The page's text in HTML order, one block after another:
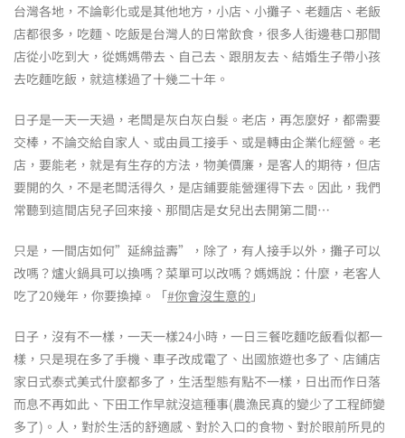
台灣各地，不論彰化或是其他地方，小店、小攤子、老麵店、老飯
店都很多，吃麵、吃飯是台灣人的日常飲食，很多人街邊巷口那間
店從小吃到大，從媽媽帶去、自己去、跟朋友去、結婚生子帶小孩
去吃麵吃飯，就這樣過了十幾二十年。
日子是一天一天過，老闆是灰白灰白髮。老店，再怎麼好，都需要
交棒，不論交給自家人、或由員工接手、或是轉由企業化經營。老
店，要能老，就是有生存的方法，物美價廉，是客人的期待，但店
要開的久，不是老闆活得久，是店鋪要能營運得下去。因此，我們
常聽到這間店兒子回來接、那間店是女兒出去開第二間…
只是，一間店如何”延綿益壽”，除了，有人接手以外，攤子可以
改嗎？爐火鍋具可以換嗎？菜單可以改嗎？媽媽說：什麼，老客人
吃了20幾年，你要換掉。「#你會沒生意的 」
日子，沒有不一樣，一天一樣24小時，一日三餐吃麵吃飯看似都一
樣，只是現在多了手機、車子改成電了、出國旅遊也多了、店鋪店
家日式泰式美式什麼都多了，生活型態有點不一樣，日出而作日落
而息不再如此、下田工作早就沒這種事(農漁民真的變少了工程師變
多了)。人，對於生活的舒適感、對於入口的食物、對於眼前所見的